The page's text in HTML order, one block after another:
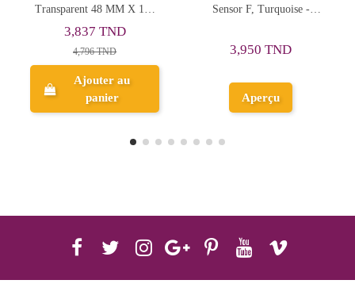
Sensor F, Turquoise -
Stabilo
3,950 TND
Aperçu
+ Pinceau - Doms
16,898 TND
Ajouter au
panier